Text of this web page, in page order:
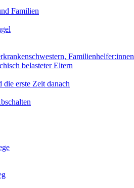
Familien
Familienhelfer:innen
belasteter Eltern
die erste Zeit danach